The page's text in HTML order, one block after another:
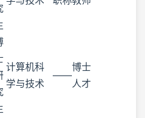
计算机科
学与技术
——
博士
人才